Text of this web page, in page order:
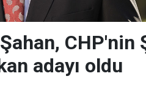
CHP'nin
adayı oldu